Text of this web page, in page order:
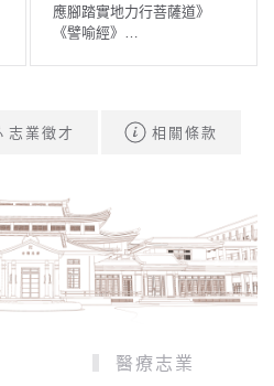
應腳踏實地力行菩薩道》
《譬喻經》…
志業徵才 相關條款
醫療志業